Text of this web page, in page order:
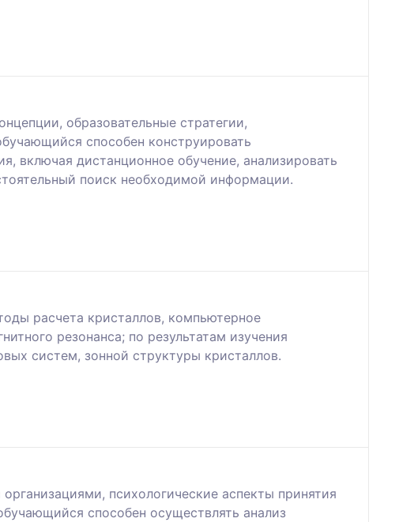
образовательные стратегии,
способен конструировать
включая дистанционное обучение, анализировать
поиск необходимой информации.
расчета кристаллов, компьютерное
резонанса; по результатам изучения
систем, зонной структуры кристаллов.
психологические аспекты принятия
способен осуществлять анализ